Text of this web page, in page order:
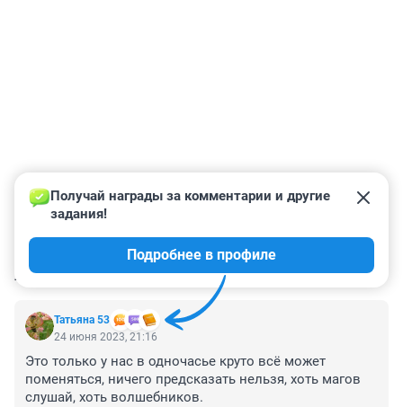
КОММЕНТАРИИ 44
Татьяна 53
Получай награды за комментарии и другие
задания!
Подробнее в профиле
24 июня 2023, 21:16
Это только у нас в одночасье круто всё может
поменяться, ничего предсказать нельзя, хоть магов
слушай, хоть волшебников.